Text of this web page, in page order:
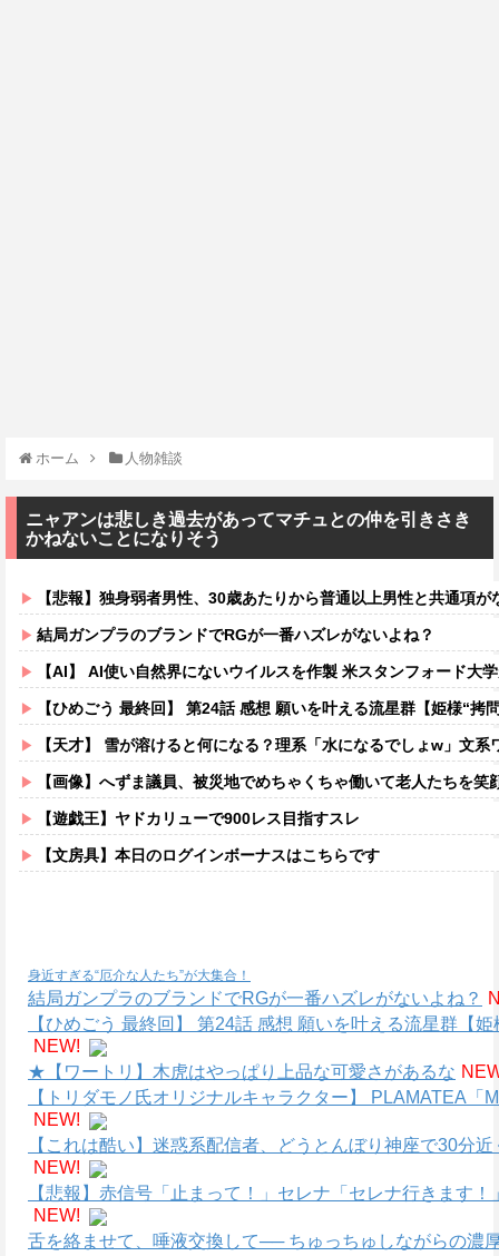
ホーム 人物雑談
ニャアンは悲しき過去があってマチュとの仲を引きさき
かねないことになりそう
【悲報】独身弱者男性、30歳あたりから普通以上男性と共通項がなくな
結局ガンプラのブランドでRGが一番ハズレがないよね？
【AI】 AI使い自然界にないウイルスを作製 米スタンフォード大
【ひめごう 最終回】 第24話 感想 願いを叶える流星群【姫様“拷
【天才】 雪が溶けると何になる？理系「水になるでしょw」文系
【画像】へずま議員、被災地でめちゃくちゃ働いて老人たちを笑顔にして
【遊戯王】ヤドカリューで900レス目指すスレ
【文房具】本日のログインボーナスはこちらです
身近すぎる“厄介な人たち”が大集合！
結局ガンプラのブランドでRGが一番ハズレがないよね？
【ひめごう 最終回】 第24話 感想 願いを叶える流星群【姫
NEW!
★【ワートリ】木虎はやっぱり上品な可愛さがあるな
【トリダモノ氏オリジナルキャラクター】 PLAMATEA
NEW!
【これは酷い】迷惑系配信者、どうとんぼり神座で30分
NEW!
【悲報】赤信号「止まって！」セレナ「セレナ行きます
NEW!
舌を絡ませて、唾液交換して── ちゅっちゅしながらの濃